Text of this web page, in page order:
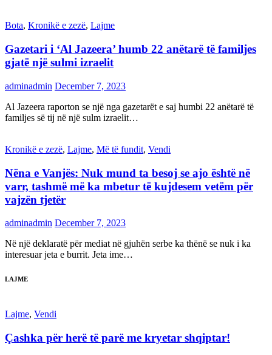
Bota, Kronikë e zezë, Lajme
Gazetari i ‘Al Jazeera’ humb 22 anëtarë të familjes
gjatë një sulmi izraelit
adminadmin December 7, 2023
Al Jazeera raporton se një nga gazetarët e saj humbi 22 anëtarë të
familjes së tij në një sulm izraelit…
Kronikë e zezë, Lajme, Më të fundit, Vendi
Nëna e Vanjës: Nuk mund ta besoj se ajo është në
varr, tashmë më ka mbetur të kujdesem vetëm për
vajzën tjetër
adminadmin December 7, 2023
Në një deklaratë për mediat në gjuhën serbe ka thënë se nuk i ka
interesuar jeta e burrit. Jeta ime…
LAJME
Lajme, Vendi
Çashka për herë të parë me kryetar shqiptar!